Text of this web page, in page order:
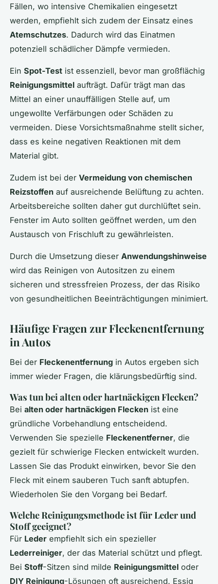
Fällen, wo intensive Chemikalien eingesetzt
werden, empfiehlt sich zudem der Einsatz eines
Atemschutzes. Dadurch wird das Einatmen
potenziell schädlicher Dämpfe vermieden.
Ein Spot-Test ist essenziell, bevor man großflächig
Reinigungsmittel aufträgt. Dafür trägt man das
Mittel an einer unauffälligen Stelle auf, um
ungewollte Verfärbungen oder Schäden zu
vermeiden. Diese Vorsichtsmaßnahme stellt sicher,
dass es keine negativen Reaktionen mit dem
Material gibt.
Zudem ist bei der Vermeidung von chemischen
Reizstoffen auf ausreichende Belüftung zu achten.
Arbeitsbereiche sollten daher gut durchlüftet sein.
Fenster im Auto sollten geöffnet werden, um den
Austausch von Frischluft zu gewährleisten.
Durch die Umsetzung dieser Anwendungshinweise
wird das Reinigen von Autositzen zu einem
sicheren und stressfreien Prozess, der das Risiko
von gesundheitlichen Beeinträchtigungen minimiert.
Häufige Fragen zur Fleckenentfernung
in Autos
Bei der Fleckenentfernung in Autos ergeben sich
immer wieder Fragen, die klärungsbedürftig sind.
Was tun bei alten oder hartnäckigen Flecken?
Bei alten oder hartnäckigen Flecken ist eine
gründliche Vorbehandlung entscheidend.
Verwenden Sie spezielle Fleckenentferner, die
gezielt für schwierige Flecken entwickelt wurden.
Lassen Sie das Produkt einwirken, bevor Sie den
Fleck mit einem sauberen Tuch sanft abtupfen.
Wiederholen Sie den Vorgang bei Bedarf.
Welche Reinigungsmethode ist für Leder und
Stoff geeignet?
Für Leder empfiehlt sich ein spezieller
Lederreiniger, der das Material schützt und pflegt.
Bei Stoff-Sitzen sind milde Reinigungsmittel oder
DIY Reinigung-Lösungen oft ausreichend. Essig